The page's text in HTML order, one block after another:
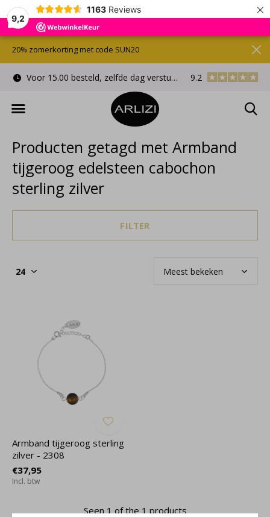
9,2
1163 Reviews ×
Voor 15.00 besteld, zelfde dag verstuurd Gratis
9.2
20% zomerkorting met code SUN20
Producten getagd met Armband
tijgeroog edelsteen cabochon
sterling zilver
FILTER
Armband tijgeroog sterling
zilver - 2308
€37,95
Incl. btw
Seen 1 of the 1 products